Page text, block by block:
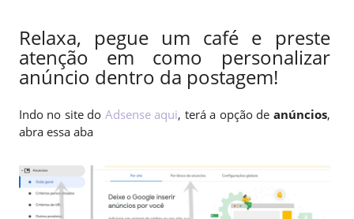
Relaxa, pegue um café e preste
atenção em como personalizar
anúncio dentro da postagem!
Indo no site do Adsense aqui, terá a opção de anúncios,
abra essa aba